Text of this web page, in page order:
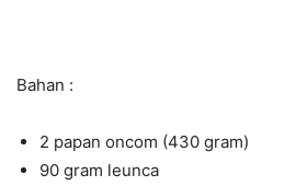
Bahan :
2 papan oncom (430 gram)
90 gram leunca